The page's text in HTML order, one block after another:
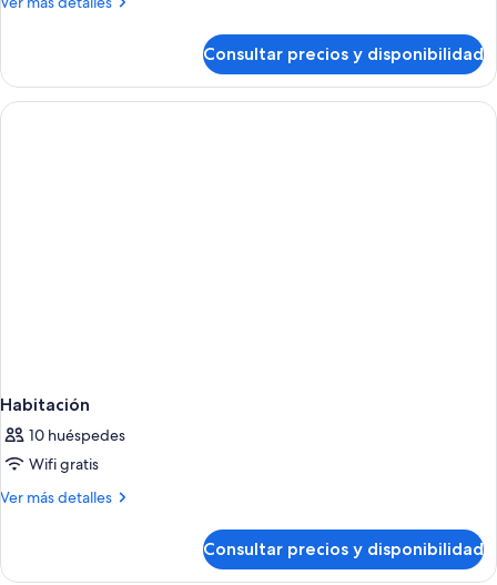
Consultar precios y disponibilidad
Habitación
10 huéspedes
Wifi gratis
Ver más detalles
Más
Consultar precios y disponibilidad